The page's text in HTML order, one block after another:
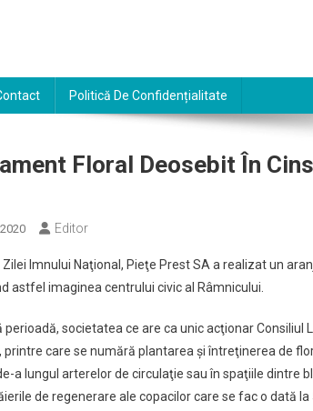
Politică De Confidențialitate
Floral Deosebit În
Editor
Zilei Imnului Naţional, Pieţe Prest SA a realizat un
astfel imaginea centrului civic al Râmnicului.
perioadă, societatea ce are ca unic acţionar
printre care se numără plantarea şi întreţinerea de
a lungul arterelor de circulaţie sau în spaţiile dintre
de regenerare ale copacilor care se fac o dată